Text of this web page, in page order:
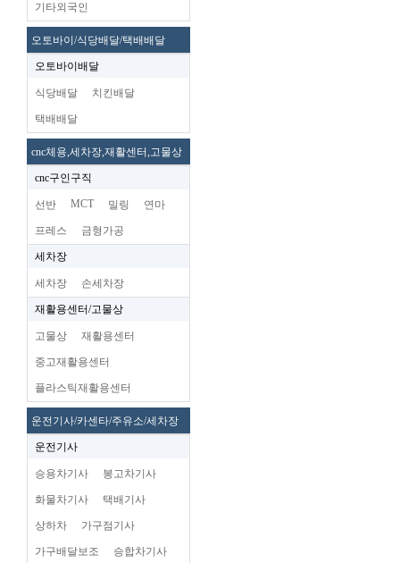
기타외국인
오토바이/식당배달/택배배달
오토바이배달
식당배달 치킨배달
택배배달
cnc체용,세차장,재활센터,고물상
cnc구인구직
선반 MCT 밀링 연마
프레스 금형가공
세차장
세차장 손세차장
재활용센터/고물상
고물상 재활용센터
중고재활용센터
플라스틱재활용센터
운전기사/카센타/주유소/세차장
운전기사
승용차기사 봉고차기사
화물차기사 택배기사
상하차 가구점기사
가구배달보조 승합차기사